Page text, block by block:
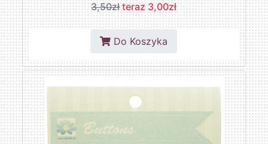
3,50zł teraz 3,00zł
Do Koszyka